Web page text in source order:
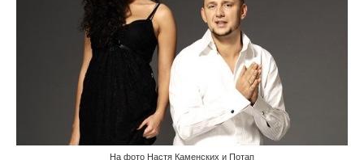
На фото Настя Каменских и Потап